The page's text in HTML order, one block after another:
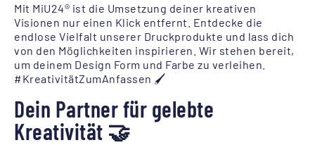
Mit MiU24® ist die Umsetzung deiner kreativen
Visionen nur einen Klick entfernt. Entdecke die
endlose Vielfalt unserer Druckprodukte und lass dich
von den Möglichkeiten inspirieren. Wir stehen bereit,
um deinem Design Form und Farbe zu verleihen.
#KreativitätZumAnfassen 🖌️
Dein Partner für gelebte
Kreativität 🤝